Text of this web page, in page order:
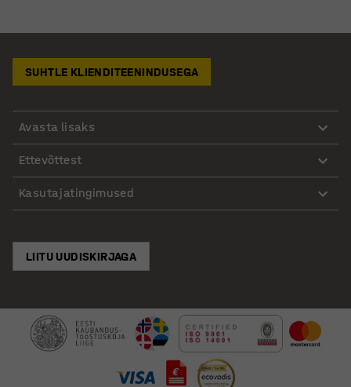
SUHTLE KLIENDITEENINDUSEGA
Avasta lisaks
Ettevõttest
Kasutajatingimused
LIITU UUDISKIRJAGA